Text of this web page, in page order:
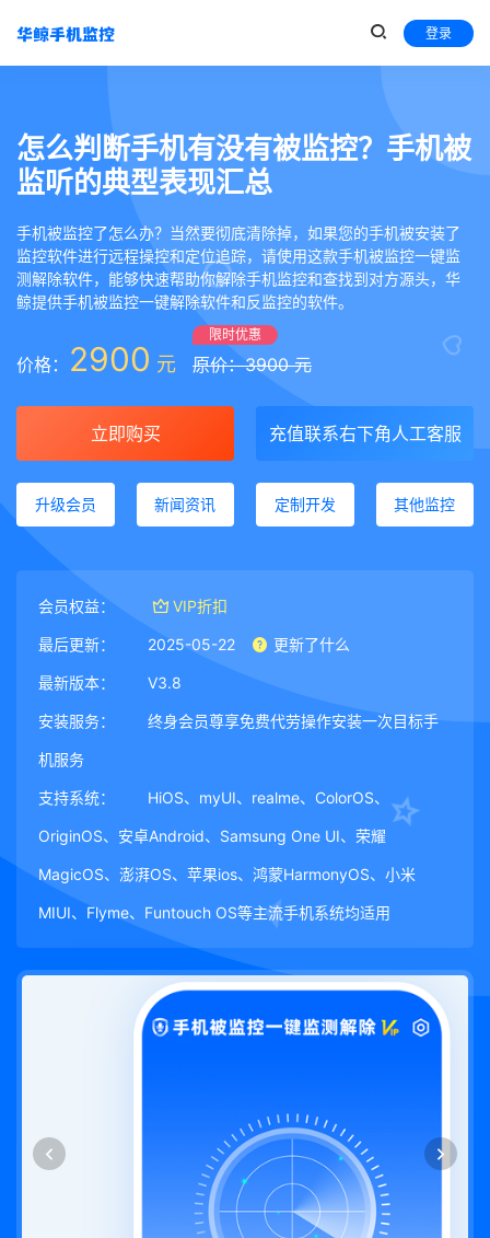
登录
怎么判断手机有没有被监控？手机被
监听的典型表现汇总
手机被监控了怎么办？当然要彻底清除掉，如果您的手机被安装了
监控软件进行远程操控和定位追踪，请使用这款手机被监控一键监
测解除软件，能够快速帮助你解除手机监控和查找到对方源头，华
鲸提供手机被监控一键解除软件和反监控的软件。
价格： 2900 元
限时优惠
原价：3900 元
立即购买 充值联系右下角人工客服
升级会员 新闻资讯 定制开发 其他监控
会员权益： VIP折扣
最后更新： 2025-05-22 更新了什么
最新版本： V3.8
安装服务： 终身会员尊享免费代劳操作安装一次目标手
机服务
支持系统： HiOS、myUI、realme、ColorOS、
OriginOS、安卓Android、Samsung One UI、荣耀
MagicOS、澎湃OS、苹果ios、鸿蒙HarmonyOS、小米
MIUI、Flyme、Funtouch OS等主流手机系统均适用